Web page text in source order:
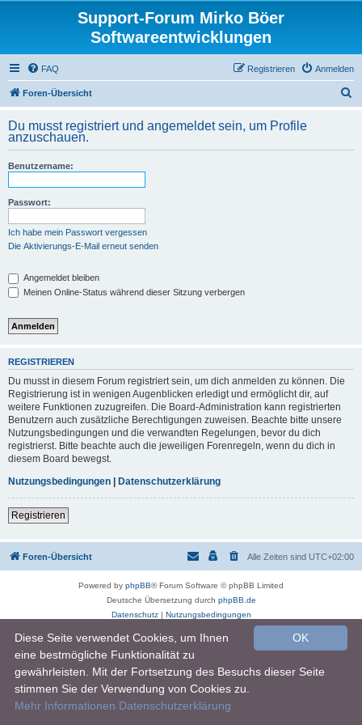
Support-Forum Mirko Böer
Softwareentwicklungen
FAQ Anmelden
Registrieren
Foren-Übersicht
h
Du musst registriert und angemeldet sein, um Profile
anzuschauen.
Benutzername:
Passwort:
Ich habe mein Passwort vergessen
Die Aktivierungs-E-Mail erneut senden
Angemeldet bleiben
Meinen Online-Status während dieser Sitzung verbergen
REGISTRIEREN
Du musst in diesem Forum registriert sein, um dich anmelden zu können. Die
Registrierung ist in wenigen Augenblicken erledigt und ermöglicht dir, auf
weitere Funktionen zuzugreifen. Die Board-Administration kann registrierten
Benutzern auch zusätzliche Berechtigungen zuweisen. Beachte bitte unsere
Nutzungsbedingungen und die verwandten Regelungen, bevor du dich
registrierst. Bitte beachte auch die jeweiligen Forenregeln, wenn du dich in
diesem Board bewegst.
Nutzungsbedingungen | Datenschutzerklärung
Registrieren
Foren-Übersicht Alle Zeiten sind UTC+02:00
Powered by phpBB® Forum Software © phpBB Limited
Deutsche Übersetzung durch phpBB.de
Datenschutz| Nutzungsbedingungen
OK
Diese Seite verwendet Cookies, um Ihnen
eine bestmögliche Funktionalität zu
gewährleisten. Mit der Fortsetzung des Besuchs dieser Seite
stimmen Sie der Verwendung von Cookies zu.
Mehr Informationen Datenschutzerklärung